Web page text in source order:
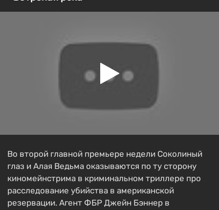
Во второй главной премьере недели Соколиный
глаз и Алая Ведьма оказываются по ту сторону
киномейнстрима в криминальном триллере про
расследование убийства в американской
резервации. Агент ФБР Джейн Бэннер в